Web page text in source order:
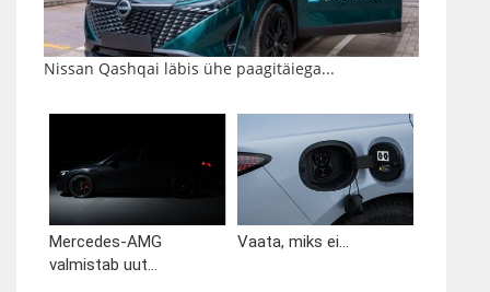
Nissan Qashqai läbis ühe paagitäiega...
Mercedes-AMG
valmistab uut...
Vaata, miks ei...